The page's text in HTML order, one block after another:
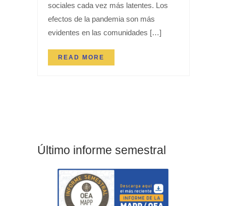
sociales cada vez más latentes. Los
efectos de la pandemia son más
evidentes en las comunidades […]
READ MORE
Último informe semestral